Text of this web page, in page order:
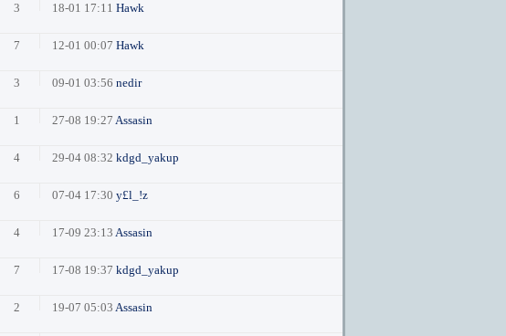
3 18-01 17:11 Hawk
7 12-01 00:07 Hawk
3 09-01 03:56 nedir
1 27-08 19:27 Assasin
4 29-04 08:32 kdgd_yakup
6 07-04 17:30 y£l_!z
4 17-09 23:13 Assasin
7 17-08 19:37 kdgd_yakup
2 19-07 05:03 Assasin